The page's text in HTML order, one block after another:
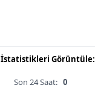
İstatistikleri Görüntüle:
Son 24 Saat: 0